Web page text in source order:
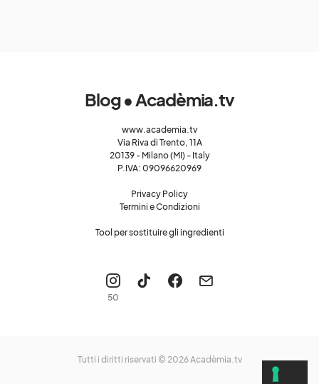
Blog • Acadèmia.tv
www.academia.tv
Via Riva di Trento, 11A
20139 - Milano (MI) - Italy
P.IVA: 09096620969
Privacy Policy
Termini e Condizioni
Tool per sostituire gli ingredienti
50
Tutti i diritti riservati © 2026Acadèmia.tv